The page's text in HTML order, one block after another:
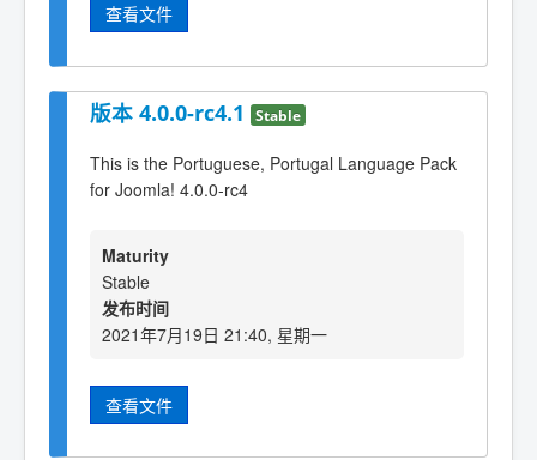
查看文件
版本 4.0.0-rc4.1 Stable
This is the Portuguese, Portugal Language Pack
for Joomla! 4.0.0-rc4
Maturity
Stable
发布时间
2021年7月19日 21:40, 星期一
查看文件